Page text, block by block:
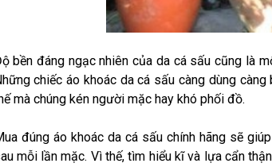
bền đáng ngạc nhiên của da cá sấu cũng là
chiếc áo khoác da cá sấu càng dùng
mà chúng kén người mặc hay khó phối đồ.
đúng áo khoác da cá sấu chính hãng sẽ
mỗi lần mặc. Vì thế, tìm hiểu kĩ và lựa cẩn